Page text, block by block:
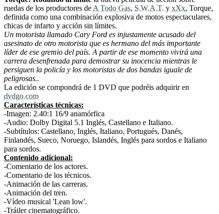
ruedas de los productores de A Todo Gas, S.W.A.T. y xXx, Torque,
definida como una combinación explosiva de motos espectaculares,
chicas de infarto y acción sin límites.
Un motorista llamado Cary Ford es injustamente acusado del
asesinato de otro motorista que es hermano del más importante
líder de ese gremio del país. A partir de ese momento vivirá una
carrera desenfrenada para demostrar su inocencia mientras le
persiguen la policía y los motoristas de dos bandas iguale de
peligrosas..
La edición se compondrá de 1 DVD que podréis adquirir en
dvdgo.com
Características técnicas:
-Imagen: 2.40:1 16/9 anamórfica
-Audio: Dolby Digital 5.1 Inglés, Castellano e Italiano.
-Subtítulos: Castellano, Inglés, Italiano, Portugués, Danés,
Finlandés, Sueco, Noruego, Islandés, Inglés para sordos e Italiano
para sordos.
Contenido adicional:
-Comentario de los actores.
-Comentario de los técnicos.
-Animación de las carreras.
-Animación del tren.
-Vídeo musical 'Lean low'.
-Tráiler cinematográfico.